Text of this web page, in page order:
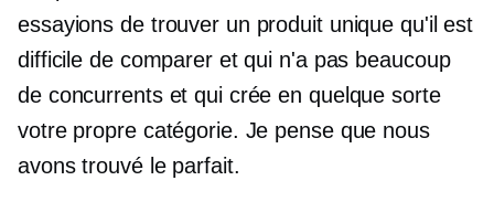
essayions de trouver un produit unique qu'il est
difficile de comparer et qui n'a pas beaucoup
de concurrents et qui crée en quelque sorte
votre propre catégorie. Je pense que nous
avons trouvé le parfait.